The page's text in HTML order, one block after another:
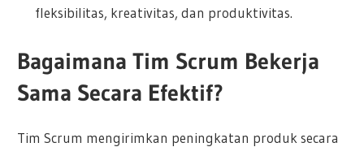
fleksibilitas, kreativitas, dan produktivitas.
Bagaimana Tim Scrum Bekerja
Sama Secara Efektif?
Tim Scrum mengirimkan peningkatan produk secara